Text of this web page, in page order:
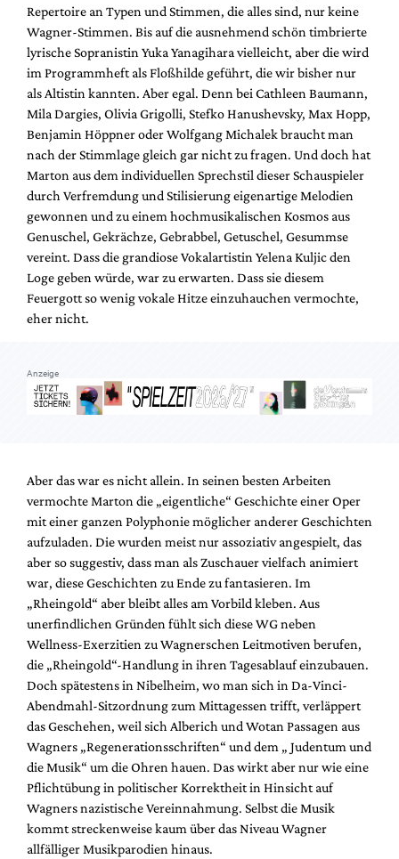
Repertoire an Typen und Stimmen, die alles sind, nur keine
Wagner-Stimmen. Bis auf die ausnehmend schön timbrierte
lyrische Sopranistin Yuka Yanagihara vielleicht, aber die wird
im Programmheft als Floßhilde geführt, die wir bisher nur
als Altistin kannten. Aber egal. Denn bei Cathleen Baumann,
Mila Dargies, Olivia Grigolli, Stefko Hanushevsky, Max Hopp,
Benjamin Höppner oder Wolfgang Michalek braucht man
nach der Stimmlage gleich gar nicht zu fragen. Und doch hat
Marton aus dem individuellen Sprechstil dieser Schauspieler
durch Verfremdung und Stilisierung eigenartige Melodien
gewonnen und zu einem hochmusikalischen Kosmos aus
Genuschel, Gekrächze, Gebrabbel, Getuschel, Gesummse
vereint. Dass die grandiose Vokalartistin Yelena Kuljic den
Loge geben würde, war zu erwarten. Dass sie diesem
Feuergott so wenig vokale Hitze einzuhauchen vermochte,
eher nicht.
Anzeige
Aber das war es nicht allein. In seinen besten Arbeiten
vermochte Marton die „eigentliche“ Geschichte einer Oper
mit einer ganzen Polyphonie möglicher anderer Geschichten
aufzuladen. Die wurden meist nur assoziativ angespielt, das
aber so suggestiv, dass man als Zuschauer vielfach animiert
war, diese Geschichten zu Ende zu fantasieren. Im
„Rheingold“ aber bleibt alles am Vorbild kleben. Aus
unerfindlichen Gründen fühlt sich diese WG neben
Wellness-Exerzitien zu Wagnerschen Leitmotiven berufen,
die „Rheingold“-Handlung in ihren Tagesablauf einzubauen.
Doch spätestens in Nibelheim, wo man sich in Da-Vinci-
Abendmahl-Sitzordnung zum Mittagessen trifft, verläppert
das Geschehen, weil sich Alberich und Wotan Passagen aus
Wagners „Regenerationsschriften“ und dem „ Judentum und
die Musik“ um die Ohren hauen. Das wirkt aber nur wie eine
Pflichtübung in politischer Korrektheit in Hinsicht auf
Wagners nazistische Vereinnahmung. Selbst die Musik
kommt streckenweise kaum über das Niveau Wagner
allfälliger Musikparodien hinaus.